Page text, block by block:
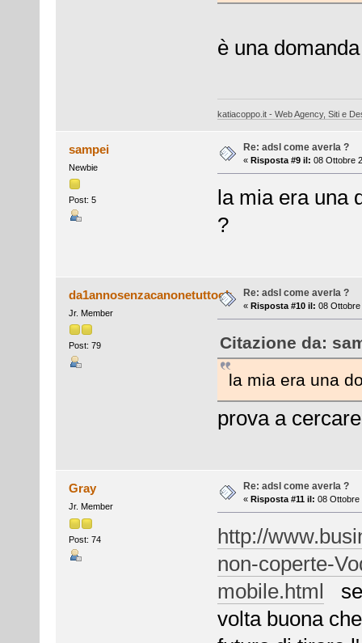
è una
katiacoppo.it - Web Agency, Siti e
sampei
Newbie
Post: 5
Re: adsl come averla ?
« Risposta #9 il: 08 Ottobre
la mia era una
?
da1annosenzacanonetuttook
Jr. Member
Post: 79
Re: adsl come averla ?
« Risposta #10 il: 08
Citazione da:
la mia era una
prova a
Gray
Jr. Member
Post: 74
Re: adsl come averla ?
« Risposta #11 il: 08 Ottobre
http://
non-coperte-
mobile.html
volta buona